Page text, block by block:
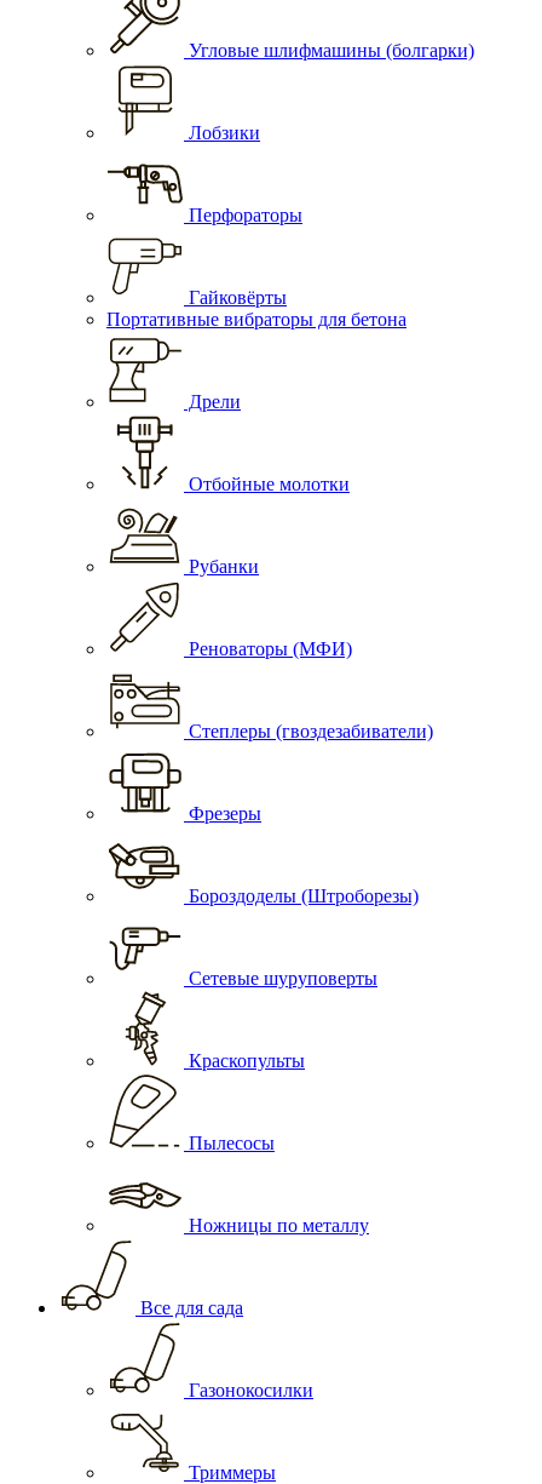
Угловые шлифмашины (болгарки)
Лобзики
Перфораторы
Гайковёрты
Портативные вибраторы для бетона
Дрели
Отбойные молотки
Рубанки
Реноваторы (МФИ)
Степлеры (гвоздезабиватели)
Фрезеры
Бороздоделы (Штроборезы)
Сетевые шуруповерты
Краскопульты
Пылесосы
Ножницы по металлу
Все для сада
Газонокосилки
Триммеры